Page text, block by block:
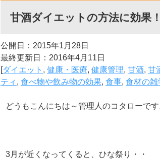
甘酒ダイエットの方法に効果
公開日：2015年1月28日
最終更新日：2016年4月11日
[ダイエット , 健康・医療, 健康管理, 甘酒, 甘
ティ , 食べ物や飲み物の効果, 食事, 食材の雑
どうもこんにちは～管理人のコタローです
3月が近くなってくると、ひな祭り・・